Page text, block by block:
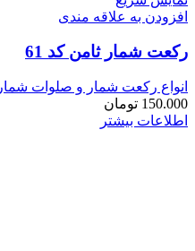
افزودن به علاقه مندی
رکعت شمار ثامن کد 61
انواع رکعت شمار و صلوات شمار
150.000 تومان
اطلاعات بیشتر